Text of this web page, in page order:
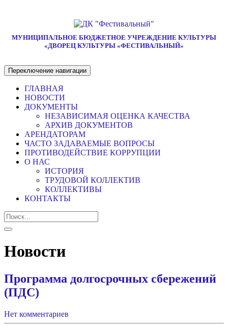
МУНИЦИПАЛЬНОЕ БЮДЖЕТНОЕ УЧРЕЖДЕНИЕ КУЛЬТУРЫ
«ДВОРЕЦ КУЛЬТУРЫ «ФЕСТИВАЛЬНЫЙ»
Переключение навигации
ГЛАВНАЯ
НОВОСТИ
ДОКУМЕНТЫ
НЕЗАВИСИМАЯ ОЦЕНКА КАЧЕСТВА
АРХИВ ДОКУМЕНТОВ
АРЕНДАТОРАМ
ЧАСТО ЗАДАВАЕМЫЕ ВОПРОСЫ
ПРОТИВОДЕЙСТВИЕ КОРРУПЦИИ
О НАС
ИСТОРИЯ
ТРУДОВОЙ КОЛЛЕКТИВ
КОЛЛЕКТИВЫ
КОНТАКТЫ
Новости
Программа долгосрочных сбережений
(ПДС)
Нет комментариев